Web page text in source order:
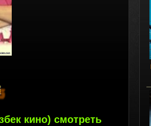
кино) смотреть